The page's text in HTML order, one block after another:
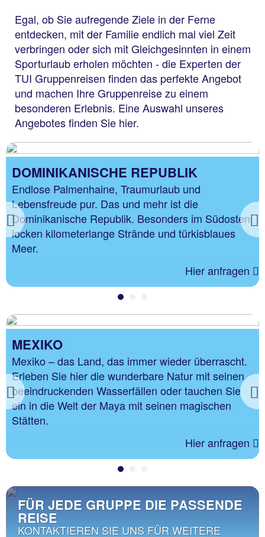
Egal, ob Sie aufregende Ziele in der Ferne
entdecken, mit der Familie endlich mal viel Zeit
verbringen oder sich mit Gleichgesinnten in einem
Sporturlaub erholen möchten - die Experten der
TUI Gruppenreisen finden das perfekte Angebot
und machen Ihre Gruppenreise zu einem
besonderen Erlebnis. Eine Auswahl unseres
Angebotes finden Sie hier.
Previous
DOMINIKANISCHE REPUBLIK
Endlose Palmenhaine, Traumurlaub und
Lebensfreude pur. Das und mehr ist die
Dominikanische Republik. Besonders im Südosten
locken kilometerlange Strände und türkisblaues
Meer.
Hier anfragen
Previous
MEXIKO
Mexiko – das Land, das immer wieder überrascht.
Erleben Sie hier die wunderbare Natur mit seinen
beeindruckenden Wasserfällen oder tauchen Sie
ein in die Welt der Maya mit seinen magischen
Stätten.
Hier anfragen
FÜR JEDE GRUPPE DIE PASSENDE
REISE
KONTAKTIEREN SIE UNS FÜR WEITERE